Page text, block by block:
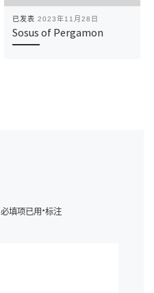
已发表 2023年11月28日
Sosus of Pergamon
必填项已用*标注